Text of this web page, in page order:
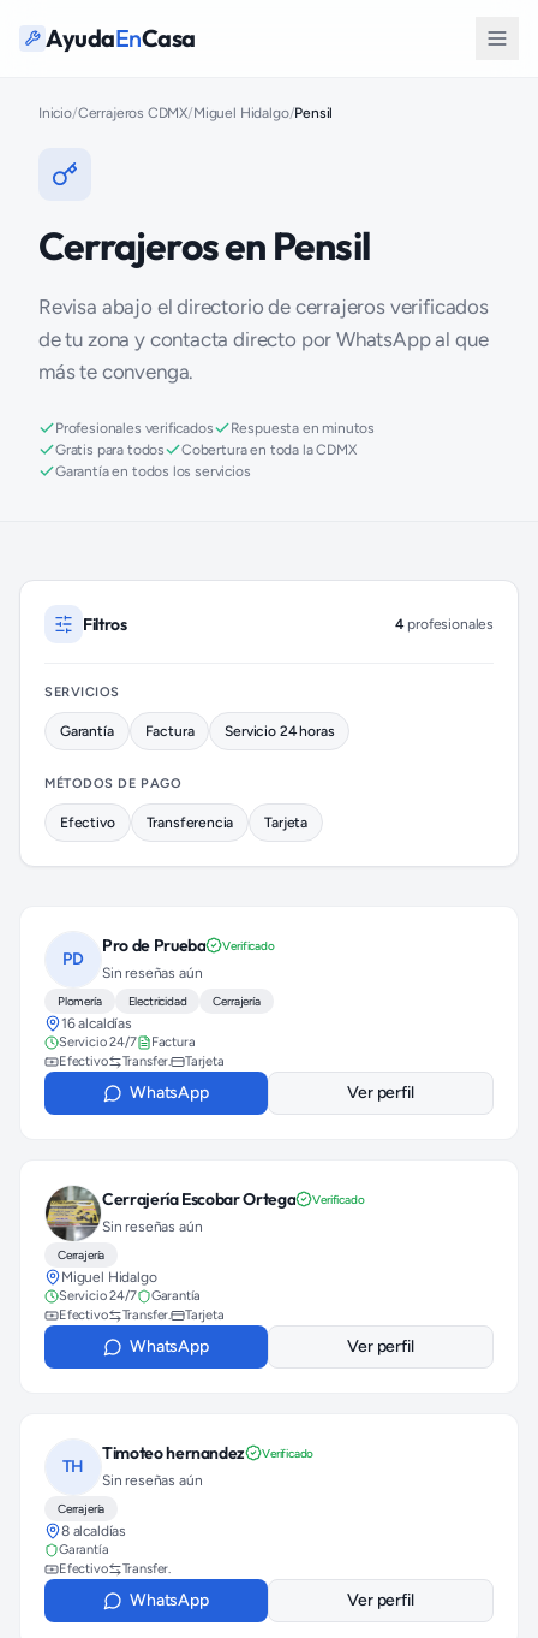
AyudaEnCasa
Inicio/Cerrajeros CDMX/Miguel Hidalgo/Pensil
Cerrajeros en Pensil
Revisa abajo el directorio de cerrajeros verificados
de tu zona y contacta directo por WhatsApp al que
más te convenga.
Profesionales verificados
Respuesta en minutos
Gratis para todos
Cobertura en toda la CDMX
Garantía en todos los servicios
Cerrajeros disponibles en Miguel Hidalgo (colonia Pensil)
Filtros 4 profesionales
SERVICIOS
Garantía Factura Servicio 24 horas
MÉTODOS DE PAGO
Efectivo Transferencia Tarjeta
PD
Pro de Prueba Verificado
Sin reseñas aún
Plomería Electricidad Cerrajería
16 alcaldías
Servicio 24/7
Factura
Efectivo
Transfer. Tarjeta
WhatsApp Ver perfil
Cerrajería Escobar Ortega Verificado
Sin reseñas aún
Cerrajería
Miguel Hidalgo
Servicio 24/7
Garantía
Efectivo
Transfer. Tarjeta
WhatsApp Ver perfil
TH
Timoteo hernandez Verificado
Sin reseñas aún
Cerrajería
8 alcaldías
Garantía
Efectivo
Transfer.
WhatsApp Ver perfil